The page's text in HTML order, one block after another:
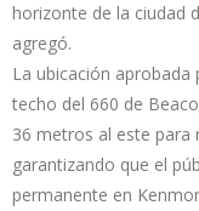
horizonte de la ciudad
agregó.
La ubicación
techo del 660 de
36 metros al este para
garantizando que el
permanente en